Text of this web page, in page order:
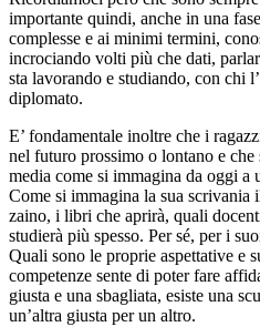
importante quindi, anche in una
complesse e ai minimi termini,
incrociando volti più che dati,
sta lavorando e studiando, con chi
diplomato.
E’ fondamentale inoltre che i
nel futuro prossimo o lontano e
media come si immagina da oggi a
Come si immagina la sua scrivania
zaino, i libri che aprirà, quali
studierà più spesso. Per sé, per i
Quali sono le proprie aspettative e
competenze sente di poter fare
giusta e una sbagliata, esiste una
un’altra giusta per un altro.